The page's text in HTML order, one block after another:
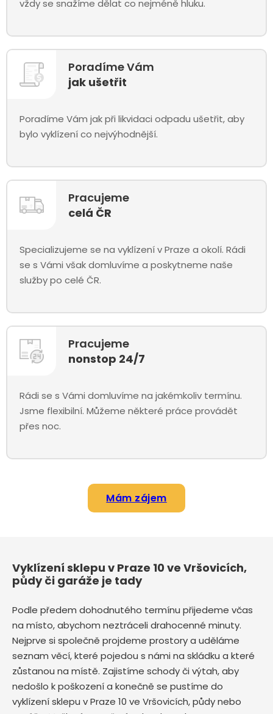
vždy se snažíme dělat co nejméně hluku.
Poradíme Vám
jak ušetřit
Poradíme Vám jak při likvidaci odpadu ušetřit, aby
bylo vyklízení co nejvýhodnější.
Pracujeme
celá ČR
Specializujeme se na vyklízení v Praze a okolí. Rádi
se s Vámi však domluvíme a poskytneme naše
služby po celé ČR.
Pracujeme
nonstop 24/7
Rádi se s Vámi domluvíme na jakémkoliv termínu.
Jsme flexibilní. Můžeme některé práce provádět
přes noc.
Mám zájem
Vyklízení sklepu v Praze 10 ve Vršovicích,
půdy či garáže je tady
Podle předem dohodnutého termínu přijedeme včas
na místo, abychom neztráceli drahocenné minuty.
Nejprve si společně projdeme prostory a uděláme
seznam věcí, které pojedou s námi na skládku a které
zůstanou na místě. Zajistíme schody či výtah, aby
nedošlo k poškození a konečně se pustíme do
vyklízení sklepu v Praze 10 ve Vršovicích, půdy nebo